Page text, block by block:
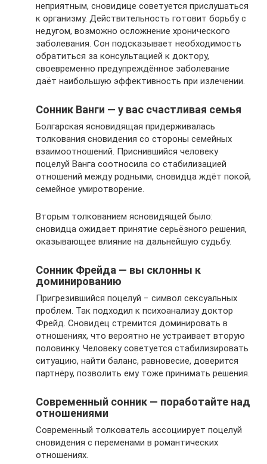
неприятным, сновидице советуется прислушаться
к организму. Действительность готовит борьбу с
недугом, возможно осложнение хронического
заболевания. Сон подсказывает необходимость
обратиться за консультацией к доктору,
своевременно предупреждённое заболевание
даёт наибольшую эффективность при излечении.
Сонник Ванги — у вас счастливая семья
Болгарская ясновидящая придерживалась
толкования сновидения со стороны семейных
взаимоотношений. Приснившийся человеку
поцелуй Ванга соотносила со стабилизацией
отношений между родными, сновидца ждёт покой,
семейное умиротворение.
Вторым толкованием ясновидящей было:
сновидца ожидает принятие серьёзного решения,
оказывающее влияние на дальнейшую судьбу.
Сонник Фрейда — вы склонны к
доминированию
Пригрезившийся поцелуй − символ сексуальных
проблем. Так подходил к психоанализу доктор
Фрейд. Сновидец стремится доминировать в
отношениях, что вероятно не устраивает вторую
половинку. Человеку советуется стабилизировать
ситуацию, найти баланс, равновесие, доверится
партнёру, позволить ему тоже принимать решения.
Современный сонник — поработайте над
отношениями
Современный толкователь ассоциирует поцелуй
сновидения с переменами в романтических
отношениях.